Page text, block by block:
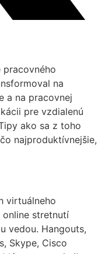
pracovného
na
a na pracovnej
pre vzdialenú
ako sa z toho
najproduktívnejšie,
virtuálneho
online stretnutí
vedou. Hangouts,
Skype, Cisco